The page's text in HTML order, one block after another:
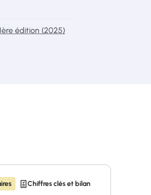
édition (2025)
Chiffres clés et bilan